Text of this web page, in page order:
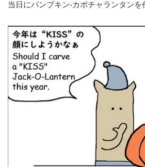
当日にパンプキン-カボチャランタンを